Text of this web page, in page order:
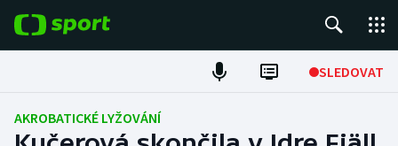
SLEDOVAT
Fotbal
AKROBATICKÉ LYŽOVÁNÍ